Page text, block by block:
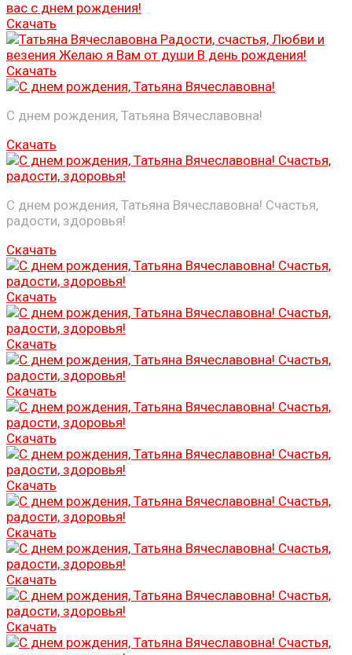
Скачать
Скачать
С днем рождения, Татьяна Вячеславовна!
Скачать
С днем рождения, Татьяна Вячеславовна! Счастья,
радости, здоровья!
Скачать
Скачать
Скачать
Скачать
Скачать
Скачать
Скачать
Скачать
Скачать